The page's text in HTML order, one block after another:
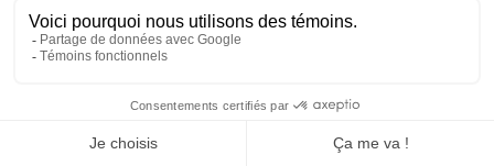
Q14 | WEB + DESIGN + MARKETING